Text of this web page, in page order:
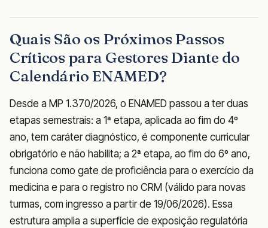
Quais São os Próximos Passos
Críticos para Gestores Diante do
Calendário ENAMED?
Desde a MP 1.370/2026, o ENAMED passou a ter duas
etapas semestrais: a 1ª etapa, aplicada ao fim do 4º
ano, tem caráter diagnóstico, é componente curricular
obrigatório e não habilita; a 2ª etapa, ao fim do 6º ano,
funciona como gate de proficiência para o exercício da
medicina e para o registro no CRM (válido para novas
turmas, com ingresso a partir de 19/06/2026). Essa
estrutura amplia a superfície de exposição regulatória